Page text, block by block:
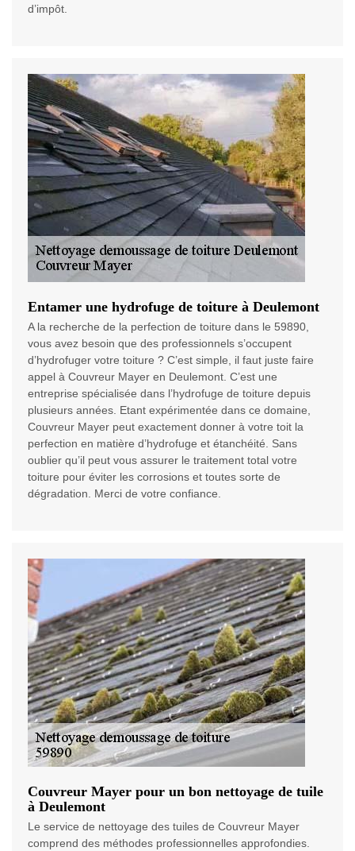
d’impôt.
Entamer une hydrofuge de toiture à Deulemont
A la recherche de la perfection de toiture dans le 59890,
vous avez besoin que des professionnels s’occupent
d’hydrofuger votre toiture ? C’est simple, il faut juste faire
appel à Couvreur Mayer en Deulemont. C’est une
entreprise spécialisée dans l’hydrofuge de toiture depuis
plusieurs années. Etant expérimentée dans ce domaine,
Couvreur Mayer peut exactement donner à votre toit la
perfection en matière d’hydrofuge et étanchéité. Sans
oublier qu’il peut vous assurer le traitement total votre
toiture pour éviter les corrosions et toutes sorte de
dégradation. Merci de votre confiance.
Couvreur Mayer pour un bon nettoyage de tuile
à Deulemont
Le service de nettoyage des tuiles de Couvreur Mayer
comprend des méthodes professionnelles approfondies.